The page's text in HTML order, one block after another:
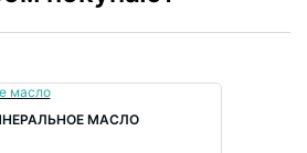
МАСЛО